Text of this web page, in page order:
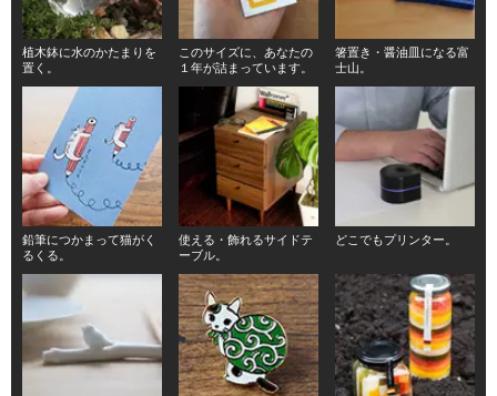
植木鉢に水のかたまりを
置く。
このサイズに、あなたの
１年が詰まっています。
箸置き・醤油皿になる富
士山。
鉛筆につかまって猫がく
るくる。
使える・飾れるサイドテ
ーブル。
どこでもプリンター。